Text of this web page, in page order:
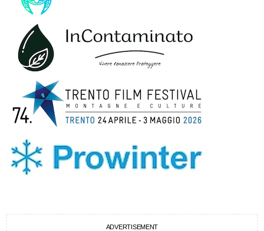
ADVERTISEMENT